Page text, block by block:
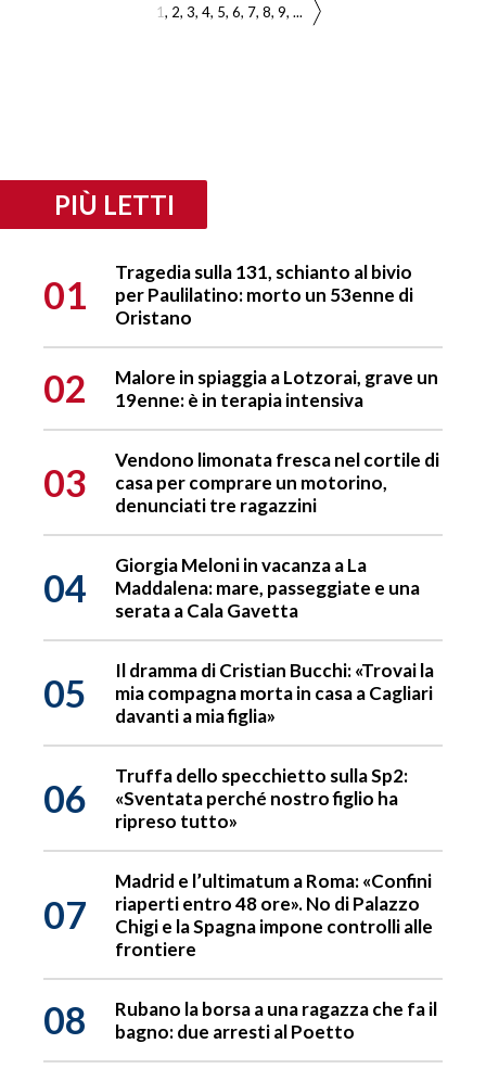
1 2 3 4 5 6 7 8 9 ...
PIÙ LETTI
01
Tragedia sulla 131, schianto al bivio
per Paulilatino: morto un 53enne di
Oristano
02
Malore in spiaggia a Lotzorai, grave un
19enne: è in terapia intensiva
03
Vendono limonata fresca nel cortile di
casa per comprare un motorino,
denunciati tre ragazzini
04
Giorgia Meloni in vacanza a La
Maddalena: mare, passeggiate e una
serata a Cala Gavetta
05
Il dramma di Cristian Bucchi: «Trovai la
mia compagna morta in casa a Cagliari
davanti a mia figlia»
06
Truffa dello specchietto sulla Sp2:
«Sventata perché nostro figlio ha
ripreso tutto»
07
Madrid e l’ultimatum a Roma: «Confini
riaperti entro 48 ore». No di Palazzo
Chigi e la Spagna impone controlli alle
frontiere
08
Rubano la borsa a una ragazza che fa il
bagno: due arresti al Poetto